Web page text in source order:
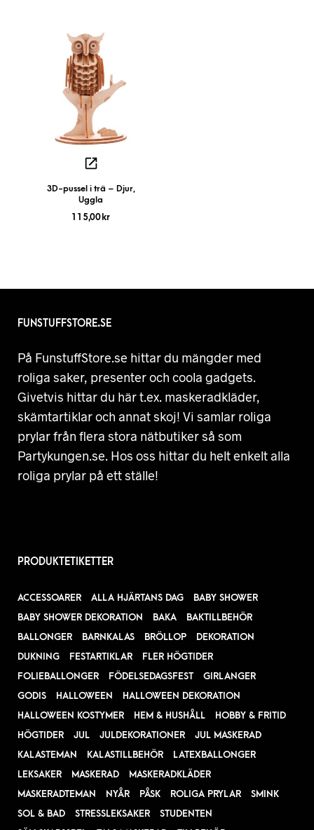
3D-pussel i trä – Djur,
Uggla
115,00 kr
FUNSTUFFSTORE.SE
På FunstuffStore.se hittar du mängder med
roliga saker, presenter och coola gadgets.
Givetvis hittar du här t.ex. maskeradkläder,
skämtartiklar och annat skoj! Vi samlar roliga
prylar från flera stora nätbutiker så som
Partykungen.se. Hos oss hittar du helt enkelt alla
roliga prylar på ett ställe!
PRODUKTETIKETTER
ACCESSOARER ALLA HJÄRTANS DAG
BABY SHOWER
BABY SHOWER DEKORATION
BAKA
BAKTILLBEHÖR
BALLONGER
BARNKALAS BRÖLLOP
DEKORATION
DUKNING
FESTARTIKLAR
FLER HÖGTIDER
FOLIEBALLONGER
FÖDELSEDAGSFEST
GIRLANGER
GODIS
HALLOWEEN
HALLOWEEN DEKORATION
HALLOWEEN KOSTYMER
HEM & HUSHÅLL
HOBBY & FRITID
HÖGTIDER
JUL JULDEKORATIONER
JUL MASKERAD
KALASTEMAN
KALASTILLBEHÖR
LATEXBALLONGER
LEKSAKER
MASKERAD
MASKERADKLÄDER
MASKERADTEMAN
NYÅR PÅSK ROLIGA PRYLAR
SMINK
SOL & BAD
STRESSLEKSAKER
STUDENTEN